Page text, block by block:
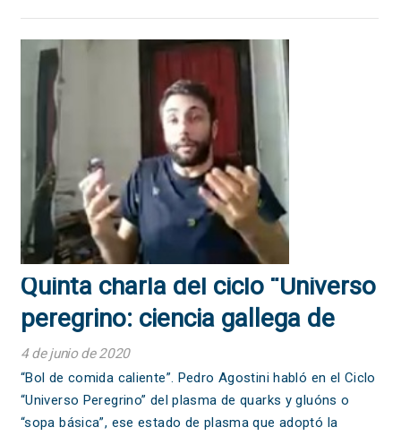
Quinta charla del ciclo “Universo
peregrino: ciencia gallega de
cara al mundo”.
4 de junio de 2020
“Bol de comida caliente”. Pedro Agostini habló en el Ciclo
“Universo Peregrino” del plasma de quarks y gluóns o
“sopa básica”, ese estado de plasma que adoptó la